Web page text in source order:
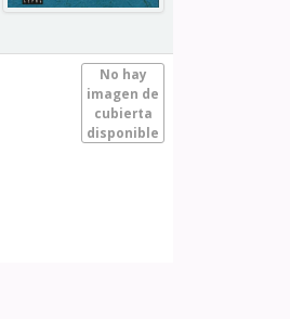
No hay
imagen de
cubierta
disponible